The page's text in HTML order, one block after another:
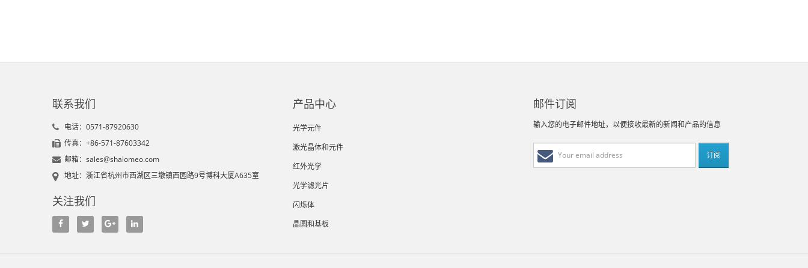
联系我们
电话：0571-87920630
传真：+86-571-87603342
邮箱：sales@shalomeo.com
地址：浙江省杭州市西湖区三墩镇西园路9号博科大厦A635室
关注我们
产品中心
光学元件
激光晶体和元件
红外光学
光学滤光片
闪烁体
晶圆和基板
邮件订阅
输入您的电子邮件地址，以便接收最新的新闻和产品的信息